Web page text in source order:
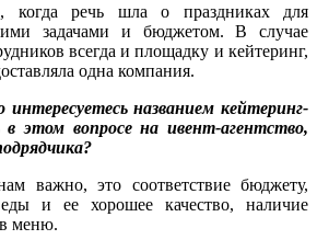
когда речь шла о праздниках для
задачами и бюджетом. В случае
всегда и площадку и кейтеринг,
одна компания.
названием кейтеринг-
в этом вопросе на ивент-агентство,
важно, это соответствие бюджету,
и ее хорошее качество, наличие
меню.